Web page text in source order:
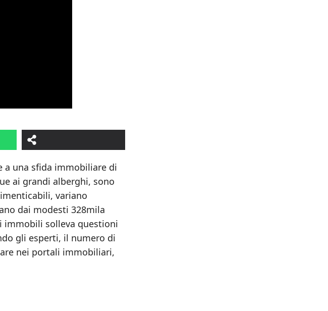
una sfida immobiliare di
ai grandi alberghi, sono
variano
dai modesti 328mila
immobili solleva questioni
gli esperti, il numero di
nei portali immobiliari,